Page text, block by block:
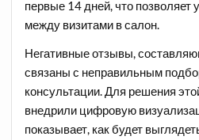
первые 14 дней, что позволяет
между визитами в салон.
Негативные отзывы,
связаны с неправильным
консультации. Для решения
внедрили цифровую
показывает, как будет